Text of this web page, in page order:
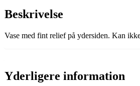
Beskrivelse
Vase med fint relief på ydersiden. Kan
Yderligere information